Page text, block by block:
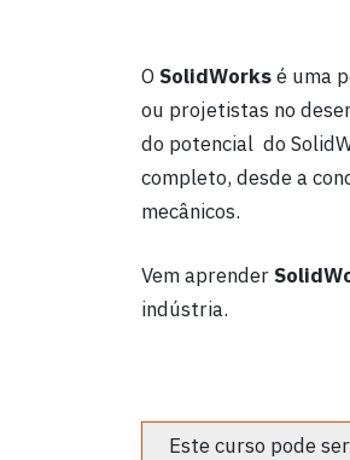
O SolidWorksé uma
ou projetistas no
do potencial do
completo, desde a
mecânicos.
Vem aprender
indústria.
Este curso pode